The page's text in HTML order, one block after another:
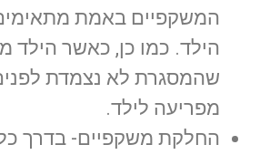
המשקפיים באמת
הילד. כמו כן, כאשר הילד
שהמסגרת לא נצמדת
מפריעה לילד.
החלקת משקפיים- בדרך